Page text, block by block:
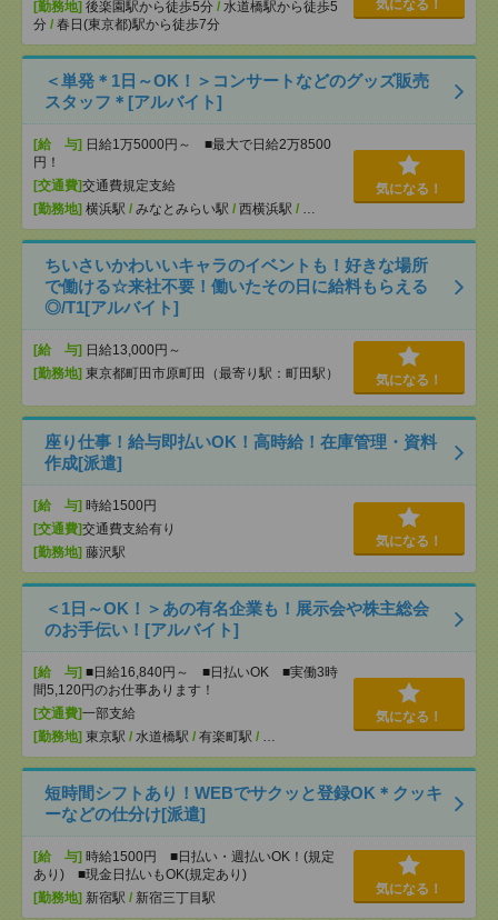
[勤務地] 後楽園駅から徒歩5分 / 水道橋駅から徒歩5
分 / 春日(東京都)駅から徒歩7分
気になる！
＜単発＊1日～OK！＞コンサートなどのグッズ販売
スタッフ＊[アルバイト]
[給 与] 日給1万5000円～ ■最大で日給2万8500
円！
[交通費]交通費規定支給
[勤務地] 横浜駅 / みなとみらい駅 / 西横浜駅 / …
気になる！
ちいさいかわいいキャラのイベントも！好きな場所
で働ける☆来社不要！働いたその日に給料もらえる
◎/T1[アルバイト]
[給 与] 日給13,000円～
[勤務地] 東京都町田市原町田（最寄り駅：町田駅） 気になる！
座り仕事！給与即払いOK！高時給！在庫管理・資料
作成[派遣]
[給 与] 時給1500円
[交通費]交通費支給有り
[勤務地] 藤沢駅
気になる！
＜1日～OK！＞あの有名企業も！展示会や株主総会
のお手伝い！[アルバイト]
[給 与] ■日給16,840円～ ■日払いOK ■実働3時
間5,120円のお仕事あります！
[交通費]一部支給
[勤務地] 東京駅 / 水道橋駅 / 有楽町駅 / …
気になる！
短時間シフトあり！WEBでサクッと登録OK＊クッキ
ーなどの仕分け[派遣]
[給 与] 時給1500円 ■日払い・週払いOK！(規定
あり) ■現金日払いもOK(規定あり)
[勤務地] 新宿駅 / 新宿三丁目駅
気になる！